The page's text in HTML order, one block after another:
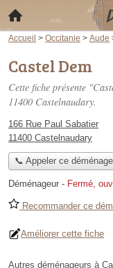
Accueil > Occitanie > Aude
Castel Dem
Cette fiche présente
11400 Castelnaudary.
166 Rue Paul Sabatier
11400 Castelnaudary
📞 Appeler ce
Déménageur - Fermé,
Recommander ce
Améliorer cette fiche
Autres déménageurs à